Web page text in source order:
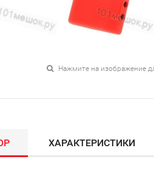
Нажмите на изображение
ХАРАКТЕРИСТИКИ